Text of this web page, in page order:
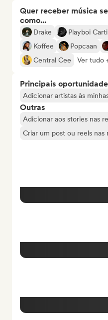
Quer receber música
como...
Drake Playboi Carti
Koffee
Popcaan
Central Cee
Ver tudo
Principais
Adicionar artistas às
Outras
Adicionar aos stories nas
Criar um post ou reels nas